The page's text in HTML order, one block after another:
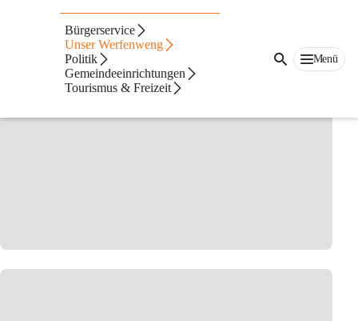
Bürgerservice
Unser Werfenweng
Politik
Gemeindeeinrichtungen
Tourismus & Freizeit
Menü
Volksschule